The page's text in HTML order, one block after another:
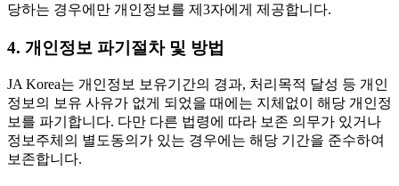
당하는 경우에만 개인정보를 제3자에게 제공합니다.
4. 개인정보 파기절차 및 방법
JA Korea는 개인정보 보유기간의 경과, 처리목적 달성 등 개인
정보의 보유 사유가 없게 되었을 때에는 지체없이 해당 개인정
보를 파기합니다. 다만 다른 법령에 따라 보존 의무가 있거나
정보주체의 별도동의가 있는 경우에는 해당 기간을 준수하여
보존합니다.